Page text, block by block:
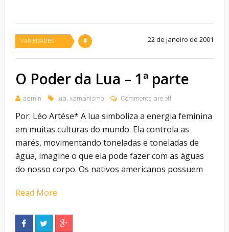
VARIEDADES 22 de janeiro de 2001
O Poder da Lua – 1ª parte
admin lua, xamanismo Comments are off
Por: Léo Artése* A lua simboliza a energia feminina
em muitas culturas do mundo. Ela controla as
marés, movimentando toneladas e toneladas de
água, imagine o que ela pode fazer com as águas
do nosso corpo. Os nativos americanos possuem
Read More